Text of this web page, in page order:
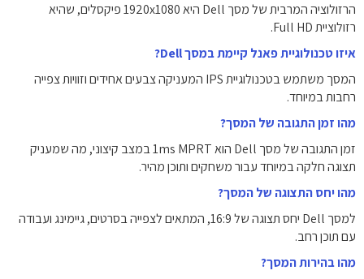
הרזולוציה המרבית של מסך Dell היא ‎1920x1080‎ פיקסלים, שהיא
רזולוציית Full HD.
איזו טכנולוגיית פאנל קיימת במסך Dell?
המסך משתמש בטכנולוגיית IPS המעניקה צבעים אחידים וזוויות צפייה
רחבות במיוחד.
מהו זמן התגובה של המסך?
זמן התגובה של מסך Dell הוא ‎1ms‎ MPRT במצב קיצוני, מה שמעניק
תצוגה חלקה במיוחד עבור משחקים ותוכן מהיר.
מהו יחס התצוגה של המסך?
למסך Dell יחס תצוגה של ‎16:9‎, המתאים לצפייה בסרטים, גיימינג ועבודה
עם תוכן רחב.
מהו בהירות המסך?